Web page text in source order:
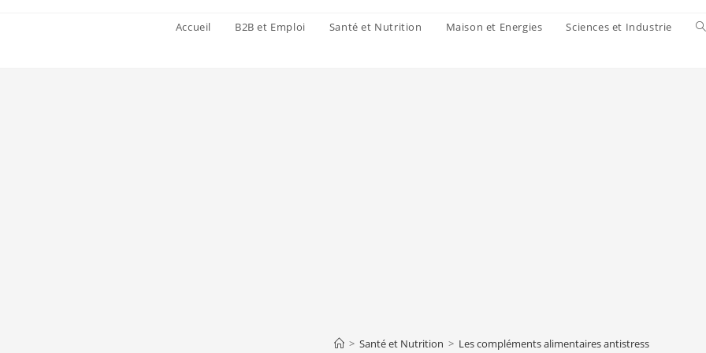
Accueil B2B et Emploi Santé et Nutrition Maison et Energies Sciences et Industrie
> Santé et Nutrition > Les compléments alimentaires antistress